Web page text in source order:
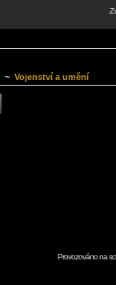
~ Vojenství a umění
Provozováno na